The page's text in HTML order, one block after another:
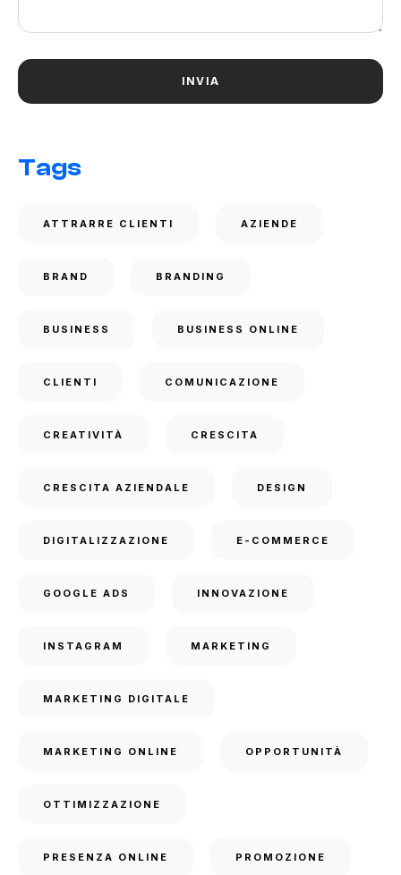
Tags
ATTRARRE CLIENTI AZIENDE
BRAND BRANDING
BUSINESS BUSINESS ONLINE
CLIENTI COMUNICAZIONE
CREATIVITÀ CRESCITA
CRESCITA AZIENDALE DESIGN
DIGITALIZZAZIONE E-COMMERCE
GOOGLE ADS INNOVAZIONE
INSTAGRAM MARKETING
MARKETING DIGITALE
MARKETING ONLINE OPPORTUNITÀ
OTTIMIZZAZIONE
PRESENZA ONLINE PROMOZIONE